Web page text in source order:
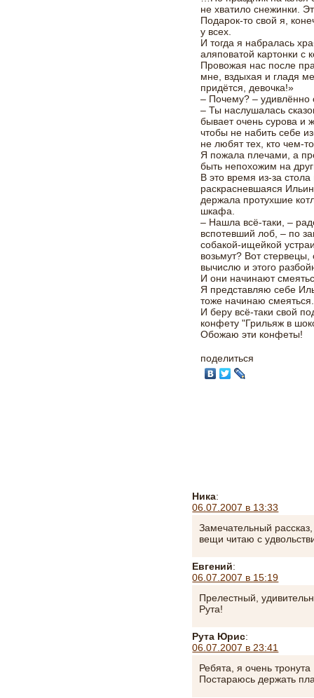
не хватило снежинки.
Подарок-то свой я,
у всех.
И тогда я набралась
аляповатой картонки с
Провожая нас после
мне, вздыхая и гладя
придётся, девочка!»
– Почему? – удивлённо
– Ты наслушалась
бывает очень сурова и
чтобы не набить себе
не любят тех, кто чем-
Я пожала плечами, а
быть непохожим на
В это время из-за
раскрасневшаяся
держала протухшие
шкафа.
– Нашла всё-таки, –
вспотевший лоб, – по
собакой-ищейкой
возьмут? Вот
вычислю и этого
И они начинают
Я представляю себе
тоже начинаю смеяться.
И беру всё-таки свой
конфету "Грильяж в
Обожаю эти конфеты!
поделиться
Ника:
06.07.2007 в 13:33
Замечательный
вещи читаю с
Евгений:
06.07.2007 в 15:19
Прелестный,
Рута!
Рута Юрис:
06.07.2007 в 23:41
Ребята, я очень
Постараюсь держать